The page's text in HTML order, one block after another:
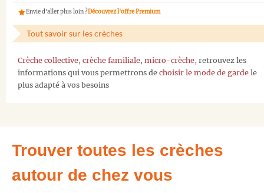
Envie d'aller plus loin ?Découvrez l'offre Premium
Tout savoir sur les crèches
Crèche collective, crèche familiale, micro-crèche, retrouvez les
informations qui vous permettrons de choisir le mode de garde le
plus adapté à vos besoins
Trouver toutes les crèches
autour de chez vous